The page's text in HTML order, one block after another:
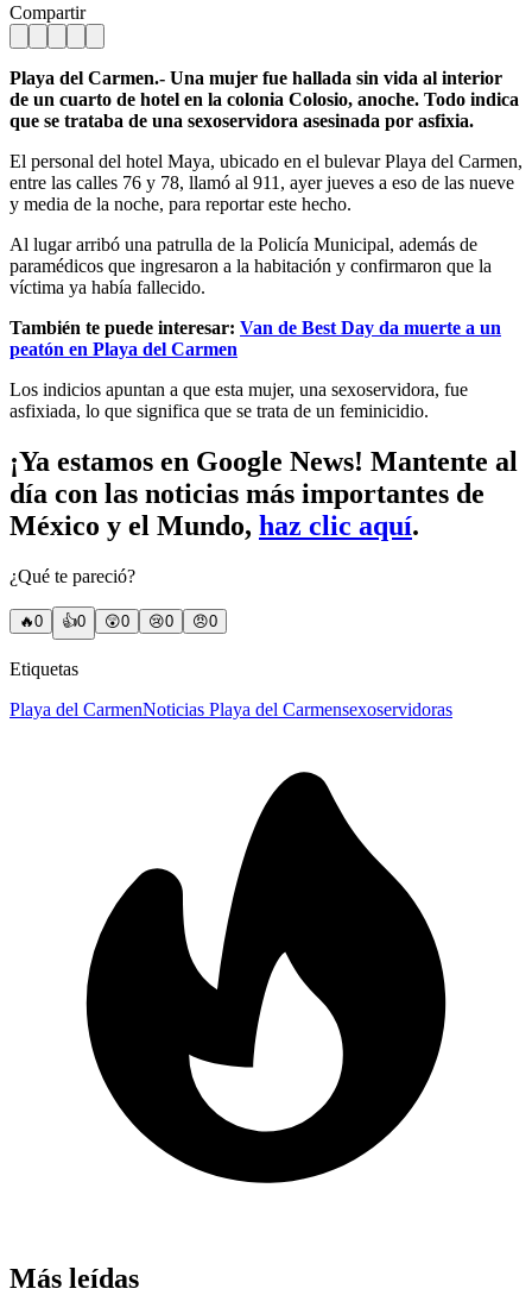
Compartir
Playa del Carmen.- Una mujer fue hallada sin vida al interior
de un cuarto de hotel en la colonia Colosio, anoche. Todo indica
que se trataba de una sexoservidora asesinada por asfixia.
El personal del hotel Maya, ubicado en el bulevar Playa del Carmen,
entre las calles 76 y 78, llamó al 911, ayer jueves a eso de las nueve
y media de la noche, para reportar este hecho.
Al lugar arribó una patrulla de la Policía Municipal, además de
paramédicos que ingresaron a la habitación y confirmaron que la
víctima ya había fallecido.
También te puede interesar: Van de Best Day da muerte a un
peatón en Playa del Carmen
Los indicios apuntan a que esta mujer, una sexoservidora, fue
asfixiada, lo que significa que se trata de un feminicidio.
¡Ya estamos en Google News! Mantente al
día con las noticias más importantes de
México y el Mundo, haz clic aquí.
¿Qué te pareció?
🔥0 👍0 😲0 😢0 😠0
Etiquetas
Playa del CarmenNoticias Playa del Carmensexoservidoras
Más leídas